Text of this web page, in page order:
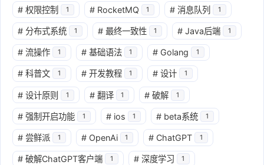
# 权限控制 1 # RocketMQ 1 # 消息队列 1
# 分布式系统 1 # 最终一致性 1 # Java后端 1
# 流操作 1 # 基础语法 1 # Golang 1
# 科普文 1 # 开发教程 1 # 设计 1
# 设计原则 1 # 翻译 1 # 破解 1
# 强制开启功能 1 # ios 1 # beta系统 1
# 尝鲜派 1 # OpenAi 1 # ChatGPT 1
# 破解ChatGPT客户端 1 # 深度学习 1